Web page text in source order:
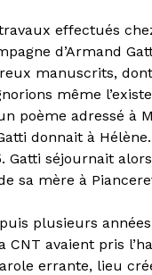
travaux effectués
d’Armand
manuscrits,
même
poème adressé à
donnait à
Gatti séjournait
sa mère à
plusieurs
CNT avaient pris
errante, lieu